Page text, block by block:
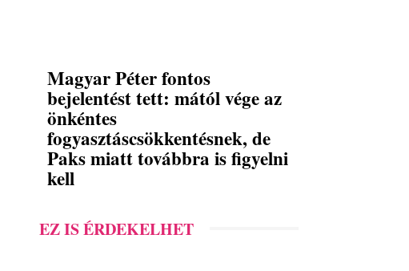
Magyar Péter fontos
bejelentést tett: mától vége az
önkéntes
fogyasztáscsökkentésnek, de
Paks miatt továbbra is figyelni
kell
EZ IS ÉRDEKELHET